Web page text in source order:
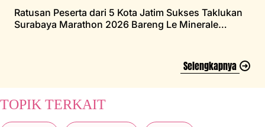
Ratusan Peserta dari 5 Kota Jatim Sukses Taklukan
Surabaya Marathon 2026 Bareng Le Minerale
Selengkapnya
TOPIK TERKAIT